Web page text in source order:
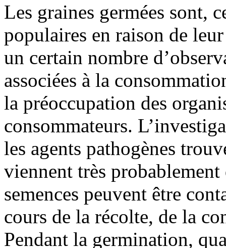
Les graines germées sont,
populaires en raison de
un certain nombre
associées à la
la préoccupation des
consommateurs.
les agents pathogènes
viennent très probablement
semences peuvent être
cours de la récolte, de la
Pendant la germination,